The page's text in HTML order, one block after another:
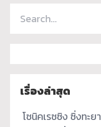
เรื่องล่าสุด
โซนิคเรซซิง ซิ่งทะ